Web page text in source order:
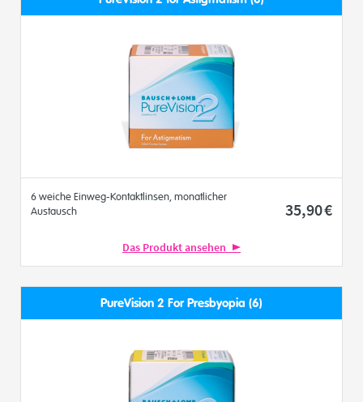
6 weiche Einweg-Kontaktlinsen, monatlicher
Austausch
35,90€
Das Produkt ansehen
PureVision 2 For Presbyopia (6)